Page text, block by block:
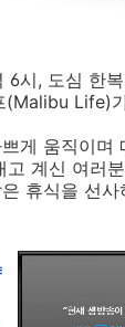
6시, 도심 한
(Malibu Life)
게 움직이며
고 계신 여러
휴식을 선사